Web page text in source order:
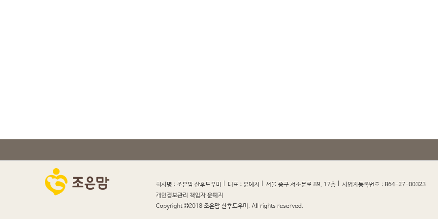
회사명 : 조은맘 산후도우미 대표 : 윤예지 서울 중구 서소문로 89, 17층 사업자등록번호 : 864-27-00323
개인정보관리 책임자 윤예지
Copyright
2018 조은맘 산후도우미. All rights reserved.